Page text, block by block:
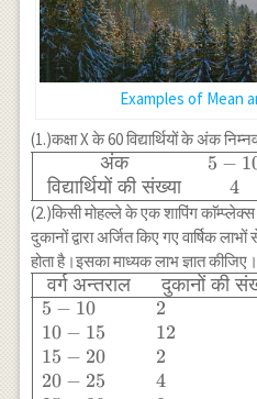
Examples of Mean
(1.)कक्षा X के 60 विद्यार्थियों के अंक
\begin{array}
{|cccccc|}
\hline \text{
अंक } & 5-10
& 10-15 & 15-
20 & 20-25 &
25-30 \\
\text{
विद्यार्थियों की
संख्या } & 4 &
अंक
विद्यार्थियों की संख्या
5 −
4
(2.)किसी मोहल्ले के एक शापिंग
दुकानों द्वारा अर्जित किए गए वार्षिक
होता है।इसका माध्यक लाभ ज्ञात कीजिए।
\begin{array}
{|ll|}\hline
\text{ वर्ग
अन्तराल } &
\text{ दुकानों
वर्ग अन्तराल
5 − 10
10 − 15
15 − 20
20 − 25
दुकानों की
2
12
2
4